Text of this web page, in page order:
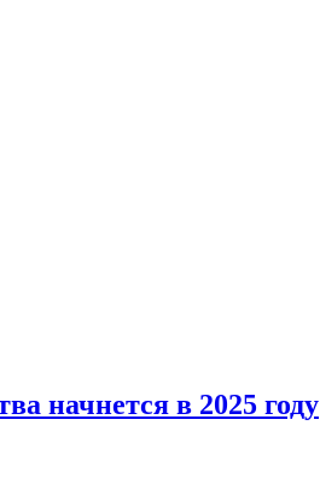
начнется в 2025 году